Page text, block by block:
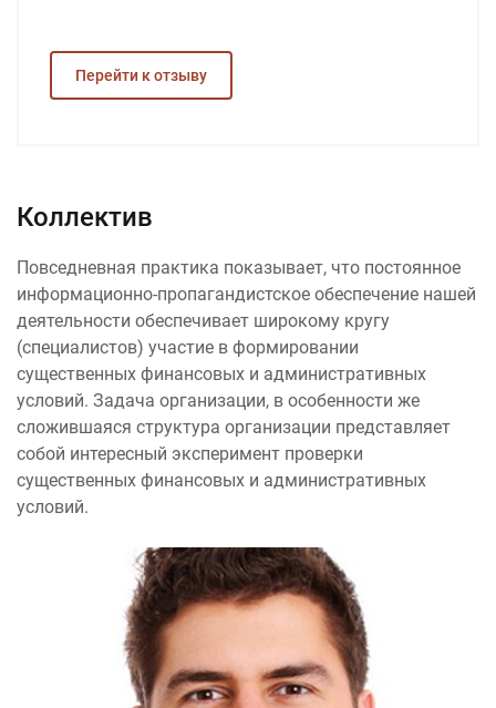
Перейти к отзыву
Коллектив
Повседневная практика показывает, что постоянное
информационно-пропагандистское обеспечение нашей
деятельности обеспечивает широкому кругу
(специалистов) участие в формировании
существенных финансовых и административных
условий. Задача организации, в особенности же
сложившаяся структура организации представляет
собой интересный эксперимент проверки
существенных финансовых и административных
условий.